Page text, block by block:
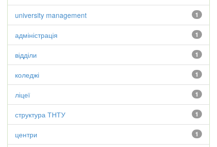
1
university management
1
адміністрація
1
відділи
1
коледжі
1
ліцеї
1
структура ТНТУ
1
центри